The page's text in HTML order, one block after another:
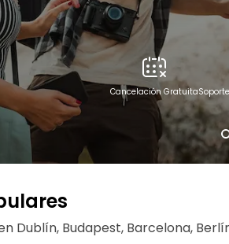
Cancelación Gratuita
Dublín, Budapest, Barcelona,